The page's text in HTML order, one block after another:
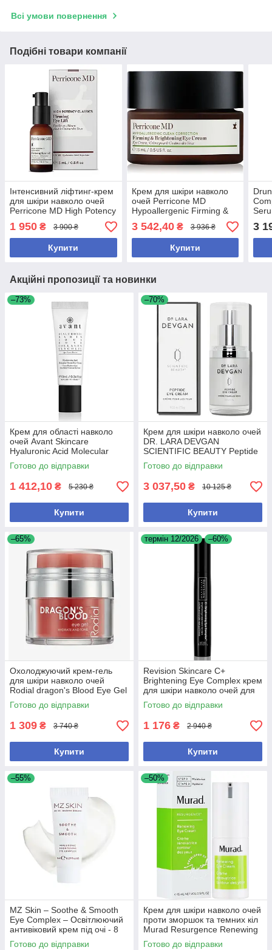
Всі умови повернення
Подібні товари компанії
Інтенсивний ліфтинг-крем
для шкіри навколо очей
Perricone MD High Potency
Classics Firming Eye Lift
1 950 ₴ 3 900 ₴
Купити
Крем для шкіри навколо
очей Perricone MD
Hypoallergenic Firming &
Brightening Eye Cream 15
мл
3 542,40₴ 3 936 ₴
Купити
мл
3
Акційні пропозиції та новинки
–73%
Крем для області навколо
очей Avant Skincare
Hyaluronic Acid Molecular
Boost для зменшення
зморшок і зволоження, 10 мл
Готово до відправки
1 412,10 ₴ 5 230 ₴
Купити
–70%
Крем для шкіри навколо очей
DR. LARA DEVGAN
SCIENTIFIC BEAUTY Peptide
Eye Cream 15g – для
омолодження та зменшення
набряків
Готово до відправки
3 037,50 ₴ 10 125 ₴
Купити
–65%
Охолоджуючий крем-гель
для шкіри навколо очей
Rodial dragon's Blood Eye Gel
15 мл
Готово до відправки
1 309 ₴ 3 740 ₴
Купити
термін 12/2026 –60%
Revision Skincare C+
Brightening Eye Complex крем
для шкіри навколо очей для
боротьби з темними колами
та набряками
Готово до відправки
1 176 ₴ 2 940 ₴
Купити
–55%
MZ Skin – Soothe & Smooth
Eye Complex – Освітлюючий
антивіковий крем під очі - 8
мл
Готово до відправки
–50%
Крем для шкіри навколо очей
проти зморшок та темних кіл
Murad Resurgence Renewing
Eye Cream, 15 ml
Готово до відправки